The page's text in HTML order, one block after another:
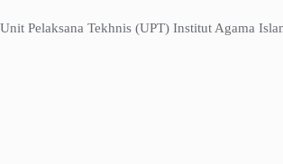
Pelaksana Tekhnis (UPT) Institut Agama